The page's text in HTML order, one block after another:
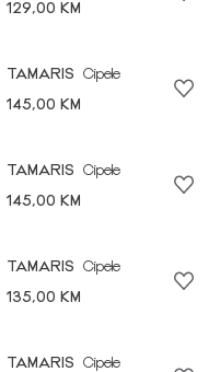
129,00 KM
TAMARIS
Cipele
145,00 KM
TAMARIS
Cipele
145,00 KM
TAMARIS
Cipele
135,00 KM
TAMARIS
Cipele